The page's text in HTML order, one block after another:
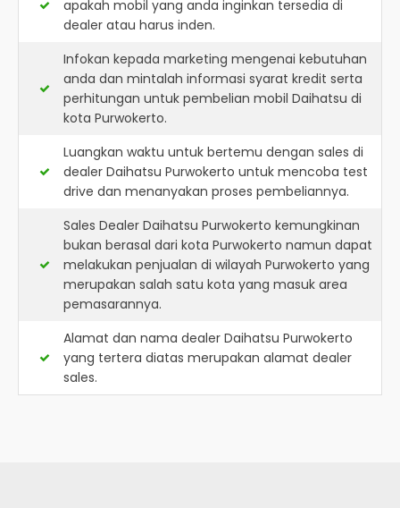
apakah mobil yang anda inginkan tersedia di
dealer atau harus inden.
Infokan kepada marketing mengenai kebutuhan
anda dan mintalah informasi syarat kredit serta
perhitungan untuk pembelian mobil Daihatsu di
kota Purwokerto.
Luangkan waktu untuk bertemu dengan sales di
dealer Daihatsu Purwokerto untuk mencoba test
drive dan menanyakan proses pembeliannya.
Sales Dealer Daihatsu Purwokerto kemungkinan
bukan berasal dari kota Purwokerto namun dapat
melakukan penjualan di wilayah Purwokerto yang
merupakan salah satu kota yang masuk area
pemasarannya.
Alamat dan nama dealer Daihatsu Purwokerto
yang tertera diatas merupakan alamat dealer
sales.